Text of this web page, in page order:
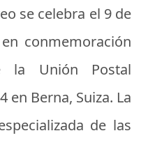
se celebra el 9 de
conmemoración
la Unión Postal
en Berna, Suiza. La
de las